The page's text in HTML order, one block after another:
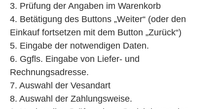
3. Prüfung der Angaben im Warenkorb
4. Betätigung des Buttons „Weiter“ (oder den
Einkauf fortsetzen mit dem Button „Zurück“)
5. Eingabe der notwendigen Daten.
6. Ggfls. Eingabe von Liefer- und
Rechnungsadresse.
7. Auswahl der Vesandart
8. Auswahl der Zahlungsweise.